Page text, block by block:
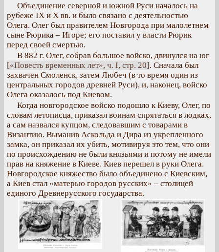
Объединение северной и южной Руси началось на
рубеже IX и X вв. и было связано с деятельностью
Олега. Олег был правителем Новгорода при малолетнем
сыне Рюрика – Игоре; его поставил у власти Рюрик
перед своей смертью.
В 882 г. Олег, собрав большое войско, двинулся на юг
[«Повесть временных лет», ч. I, стр. 20]. Сначала был
захвачен Смоленск, затем Любеч (в то время один из
центральных городов древней Руси), и, наконец, войско
Олега оказалось под Киевом.
Когда новгородское войско подошло к Киеву, Олег, по
словам летописца, приказал воинам спрятаться в лодках,
а сам назвался купцом, следовавшим с товарами в
Византию. Выманив Аскольда и Дира из укрепленного
замка, он приказал их убить, мотивируя это тем, что они
по происхождению не были князьями и потому не имели
прав на княжение в Киеве. Киев перешел в руки Олега.
Новгородское княжество было объединено с Киевским,
а Киев стал «матерью городов русских» – столицей
единого Древнерусского государства.